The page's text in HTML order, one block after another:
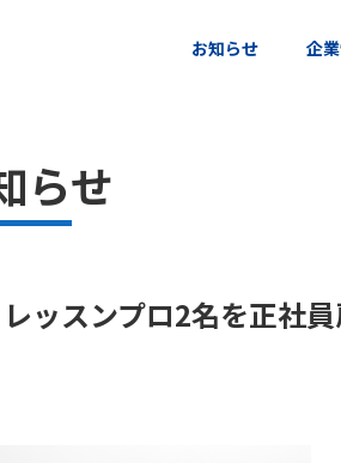
お知らせ 企
らせ
ッスンプロ2名を正社員